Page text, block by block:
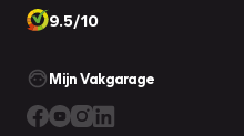
9.5/10
Mijn Vakgarage